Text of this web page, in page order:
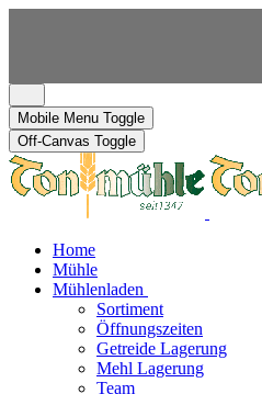
Mobile Menu Toggle
Off-Canvas Toggle
Home
Mühle
Mühlenladen
Sortiment
Öffnungszeiten
Getreide Lagerung
Mehl Lagerung
Team